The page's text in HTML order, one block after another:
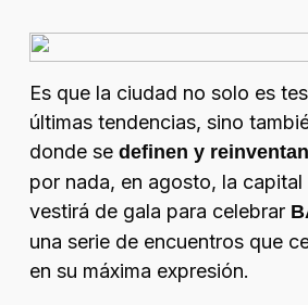
Es que la ciudad no solo es
últimas tendencias, sino
donde sedefinen y
por nada, en agosto, la capital
vestirá de gala para celebrar
una serie de encuentros que
en su máxima expresión.